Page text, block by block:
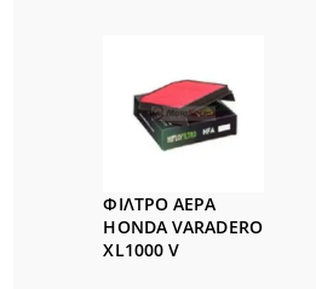
ΦΙΛΤΡΟ ΑΕΡΑ
HONDA VARADERO
XL1000 V